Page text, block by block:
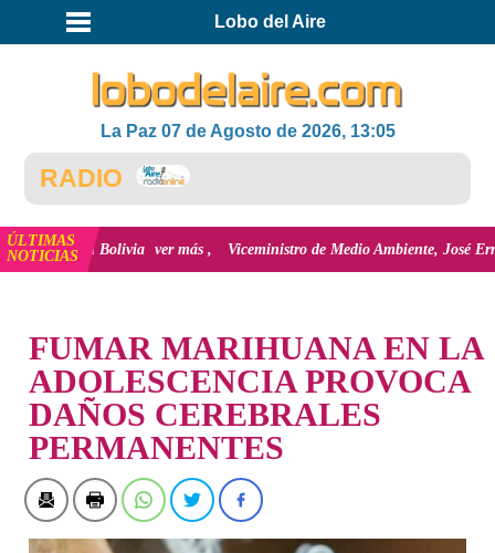
Lobo del Aire
La Paz 07 de Agosto de 2026, 13:05
ÚLTIMAS
NOTICIAS
en Bolivia ver más Viceministro de Medio Ambiente, José Ernesto
FUMAR MARIHUANA EN LA
ADOLESCENCIA PROVOCA
DAÑOS CEREBRALES
PERMANENTES